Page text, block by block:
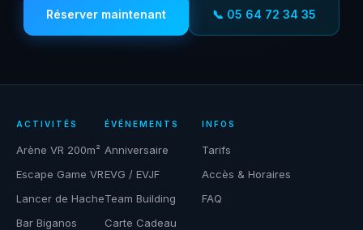
Réserver maintenant 📞 05 64 72 34 35
ACTIVITÉS
Arène VR 200m²
Escape Game VR
Lancer de Hache
Bar Biganos
ÉVÉNEMENTS
Anniversaire
EVG / EVJF
Team Building
Carte Cadeau
INFOS
Tarifs
Accès & Horaires
FAQ